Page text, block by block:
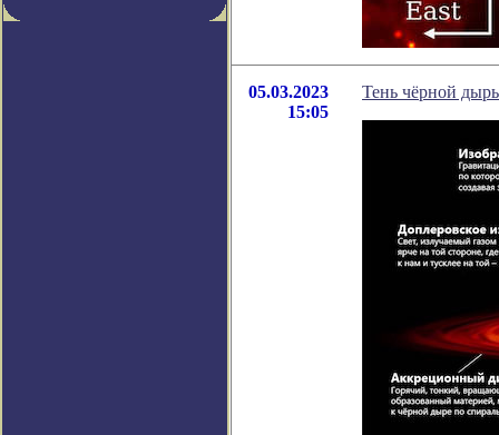
05.03.2023
15:05
Тень чёрной